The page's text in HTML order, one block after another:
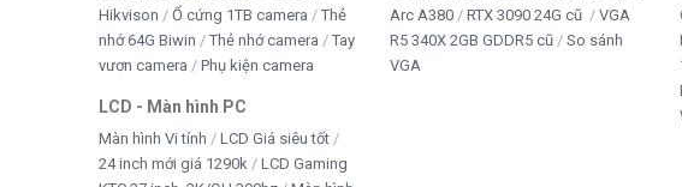
Hikvison
Ổ cứng 1TB camera
Thẻ
nhớ 64G Biwin
Thẻ nhớ camera
Tay
vươn camera
Phụ kiện camera
LCD - Màn hình PC
Màn hình Vi tính
LCD Giá siêu tốt
24 inch mới giá 1290k
LCD Gaming
Arc A380
RTX 3090 24G cũ
VGA
R5 340X 2GB GDDR5 cũ
So sánh
VGA